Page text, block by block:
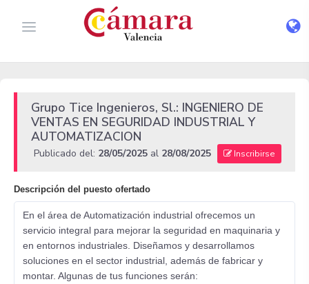
Grupo Tice Ingenieros, Sl.: INGENIERO DE
VENTAS EN SEGURIDAD INDUSTRIAL Y
AUTOMATIZACION
Publicado del: 28/05/2025 al 28/08/2025 Inscribirse
Descripción del puesto ofertado
En el área de Automatización industrial ofrecemos un
servicio integral para mejorar la seguridad en maquinaria y
en entornos industriales. Diseñamos y desarrollamos
soluciones en el sector industrial, además de fabricar y
montar. Algunas de tus funciones serán: